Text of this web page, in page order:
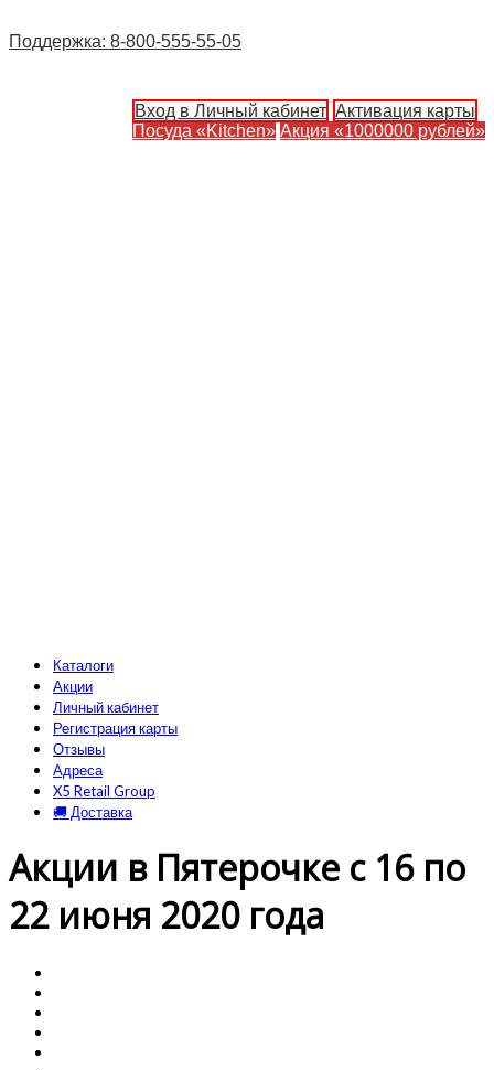
Поддержка: 8-800-555-55-05
Вход в Личный кабинет Активация карты
Посуда «Kitchen» Акция «1000000 рублей»
Каталоги
Акции
Личный кабинет
Регистрация карты
Отзывы
Адреса
X5 Retail Group
🚚 Доставка
Акции в Пятерочке с 16 по
22 июня 2020 года